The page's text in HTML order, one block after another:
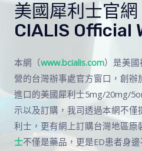
美國犀利士官
CIALIS Official
本網（www.bcialis.com）是美
營的台灣辦事處官方窗口，創
進口的美國犀利士5mg/20mg/
示以及訂購，我司透過本網不僅
利士，更有網上訂購台灣地區原
士不僅是藥品，更是ED患者身